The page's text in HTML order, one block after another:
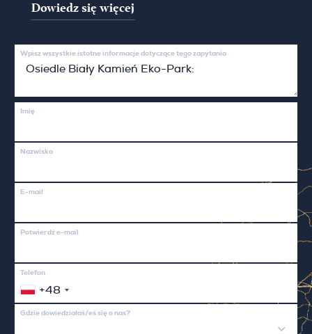
Dowiedz się więcej
Wpisz wszystkie istotne informacje dotyczące tego zapytania
Imię
Nazwisko
E-mail
Potwierdź e-mail
Telefon
+48
Gdzie dowiedziałaś/eś się o nas?